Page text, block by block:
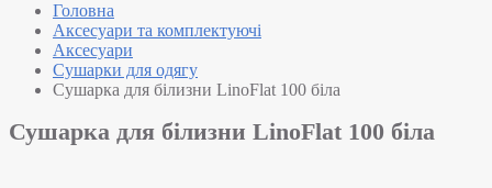
Головна
Аксесуари та комплектуючі
Аксесуари
Сушарки для одягу
Сушарка для білизни LinoFlat 100 біла
Сушарка для білизни LinoFlat 100 біла